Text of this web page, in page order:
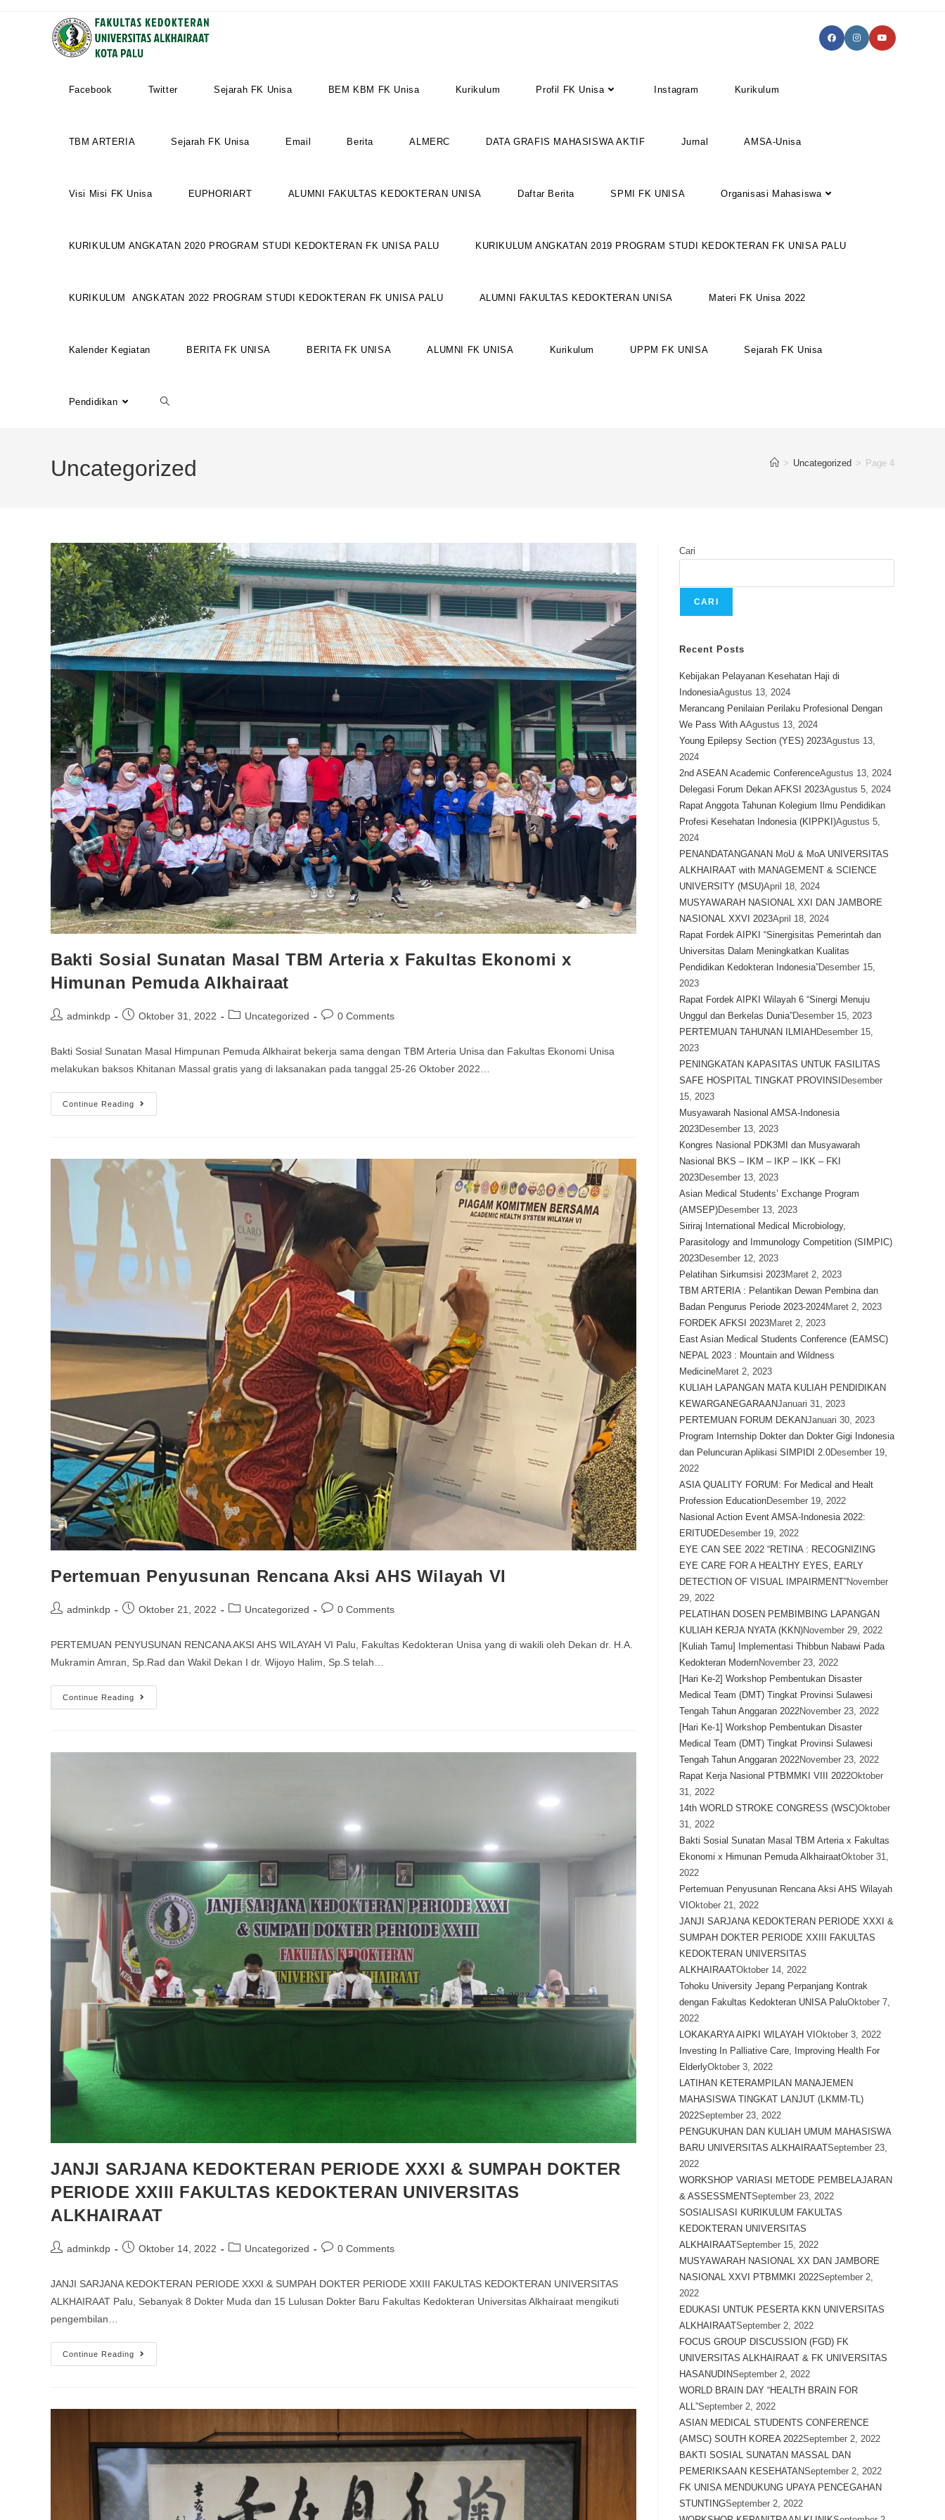
Facebook Twitter Sejarah FK Unisa BEM KBM FK Unisa Kurikulum Profil FK Unisa Instagram Kurikulum
TBM ARTERIA Sejarah FK Unisa Email Berita ALMERC DATA GRAFIS MAHASISWA AKTIF Jurnal AMSA-Unisa
Visi Misi FK Unisa EUPHORIART ALUMNI FAKULTAS KEDOKTERAN UNISA Daftar Berita SPMI FK UNISA Organisasi Mahasiswa
KURIKULUM ANGKATAN 2020 PROGRAM STUDI KEDOKTERAN FK UNISA PALU KURIKULUM ANGKATAN 2019 PROGRAM STUDI KEDOKTERAN FK UNISA PALU
KURIKULUM ANGKATAN 2022 PROGRAM STUDI KEDOKTERAN FK UNISA PALU ALUMNI FAKULTAS KEDOKTERAN UNISA Materi FK Unisa 2022
Kalender Kegiatan BERITA FK UNISA BERITA FK UNISA ALUMNI FK UNISA Kurikulum UPPM FK UNISA Sejarah FK Unisa
Pendidikan
Uncategorized > Uncategorized > Page 4
Bakti Sosial Sunatan Masal TBM Arteria x Fakultas Ekonomi x
Himunan Pemuda Alkhairaat
adminkdp Oktober 31, 2022 Uncategorized 0 Comments
Bakti Sosial Sunatan Masal Himpunan Pemuda Alkhairat bekerja sama dengan TBM Arteria Unisa dan Fakultas Ekonomi Unisa
melakukan baksos Khitanan Massal gratis yang di laksanakan pada tanggal 25-26 Oktober 2022…
Continue Reading
Pertemuan Penyusunan Rencana Aksi AHS Wilayah VI
adminkdp Oktober 21, 2022 Uncategorized 0 Comments
PERTEMUAN PENYUSUNAN RENCANA AKSI AHS WILAYAH VI Palu, Fakultas Kedokteran Unisa yang di wakili oleh Dekan dr. H.A.
Mukramin Amran, Sp.Rad dan Wakil Dekan I dr. Wijoyo Halim, Sp.S telah…
Continue Reading
JANJI SARJANA KEDOKTERAN PERIODE XXXI & SUMPAH DOKTER
PERIODE XXIII FAKULTAS KEDOKTERAN UNIVERSITAS
ALKHAIRAAT
adminkdp Oktober 14, 2022 Uncategorized 0 Comments
JANJI SARJANA KEDOKTERAN PERIODE XXXI & SUMPAH DOKTER PERIODE XXIII FAKULTAS KEDOKTERAN UNIVERSITAS
ALKHAIRAAT Palu, Sebanyak 8 Dokter Muda dan 15 Lulusan Dokter Baru Fakultas Kedokteran Universitas Alkhairaat mengikuti
pengembilan…
Continue Reading
Cari
CARI
Recent Posts
Kebijakan Pelayanan Kesehatan Haji di
IndonesiaAgustus 13, 2024
Merancang Penilaian Perilaku Profesional Dengan
We Pass With AAgustus 13, 2024
Young Epilepsy Section (YES) 2023Agustus 13,
2024
2nd ASEAN Academic ConferenceAgustus 13, 2024
Delegasi Forum Dekan AFKSI 2023Agustus 5, 2024
Rapat Anggota Tahunan Kolegium Ilmu Pendidikan
Profesi Kesehatan Indonesia (KIPPKI)Agustus 5,
2024
PENANDATANGANAN MoU & MoA UNIVERSITAS
ALKHAIRAAT with MANAGEMENT & SCIENCE
UNIVERSITY (MSU)April 18, 2024
MUSYAWARAH NASIONAL XXI DAN JAMBORE
NASIONAL XXVI 2023April 18, 2024
Rapat Fordek AIPKI “Sinergisitas Pemerintah dan
Universitas Dalam Meningkatkan Kualitas
Pendidikan Kedokteran Indonesia”Desember 15,
2023
Rapat Fordek AIPKI Wilayah 6 “Sinergi Menuju
Unggul dan Berkelas Dunia”Desember 15, 2023
PERTEMUAN TAHUNAN ILMIAH Desember 15,
2023
PENINGKATAN KAPASITAS UNTUK FASILITAS
SAFE HOSPITAL TINGKAT PROVINSI Desember
15, 2023
Musyawarah Nasional AMSA-Indonesia
2023Desember 13, 2023
Kongres Nasional PDK3MI dan Musyawarah
Nasional BKS – IKM – IKP – IKK – FKI
2023Desember 13, 2023
Asian Medical Students’ Exchange Program
(AMSEP)Desember 13, 2023
Siriraj International Medical Microbiology,
Parasitology and Immunology Competition (SIMPIC)
2023Desember 12, 2023
Pelatihan Sirkumsisi 2023Maret 2, 2023
TBM ARTERIA : Pelantikan Dewan Pembina dan
Badan Pengurus Periode 2023-2024Maret 2, 2023
FORDEK AFKSI 2023Maret 2, 2023
East Asian Medical Students Conference (EAMSC)
NEPAL 2023 : Mountain and Wildness
MedicineMaret 2, 2023
KULIAH LAPANGAN MATA KULIAH PENDIDIKAN
KEWARGANEGARAANJanuari 31, 2023
PERTEMUAN FORUM DEKANJanuari 30, 2023
Program Internship Dokter dan Dokter Gigi Indonesia
dan Peluncuran Aplikasi SIMPIDI 2.0Desember 19,
2022
ASIA QUALITY FORUM: For Medical and Healt
Profession EducationDesember 19, 2022
Nasional Action Event AMSA-Indonesia 2022:
ERITUDE Desember 19, 2022
EYE CAN SEE 2022 “RETINA : RECOGNIZING
EYE CARE FOR A HEALTHY EYES, EARLY
DETECTION OF VISUAL IMPAIRMENT”November
29, 2022
PELATIHAN DOSEN PEMBIMBING LAPANGAN
KULIAH KERJA NYATA (KKN)November 29, 2022
[Kuliah Tamu] Implementasi Thibbun Nabawi Pada
Kedokteran ModernNovember 23, 2022
[Hari Ke-2] Workshop Pembentukan Disaster
Medical Team (DMT) Tingkat Provinsi Sulawesi
Tengah Tahun Anggaran 2022November 23, 2022
[Hari Ke-1] Workshop Pembentukan Disaster
Medical Team (DMT) Tingkat Provinsi Sulawesi
Tengah Tahun Anggaran 2022November 23, 2022
Rapat Kerja Nasional PTBMMKI VIII 2022Oktober
31, 2022
14th WORLD STROKE CONGRESS (WSC)Oktober
31, 2022
Bakti Sosial Sunatan Masal TBM Arteria x Fakultas
Ekonomi x Himunan Pemuda AlkhairaatOktober 31,
2022
Pertemuan Penyusunan Rencana Aksi AHS Wilayah
VI Oktober 21, 2022
JANJI SARJANA KEDOKTERAN PERIODE XXXI &
SUMPAH DOKTER PERIODE XXIII FAKULTAS
KEDOKTERAN UNIVERSITAS
ALKHAIRAATOktober 14, 2022
Tohoku University Jepang Perpanjang Kontrak
dengan Fakultas Kedokteran UNISA PaluOktober 7,
2022
LOKAKARYA AIPKI WILAYAH VI Oktober 3, 2022
Investing In Palliative Care, Improving Health For
ElderlyOktober 3, 2022
LATIHAN KETERAMPILAN MANAJEMEN
MAHASISWA TINGKAT LANJUT (LKMM-TL)
2022September 23, 2022
PENGUKUHAN DAN KULIAH UMUM MAHASISWA
BARU UNIVERSITAS ALKHAIRAATSeptember 23,
2022
WORKSHOP VARIASI METODE PEMBELAJARAN
& ASSESSMENTSeptember 23, 2022
SOSIALISASI KURIKULUM FAKULTAS
KEDOKTERAN UNIVERSITAS
ALKHAIRAATSeptember 15, 2022
MUSYAWARAH NASIONAL XX DAN JAMBORE
NASIONAL XXVI PTBMMKI 2022September 2,
2022
EDUKASI UNTUK PESERTA KKN UNIVERSITAS
ALKHAIRAATSeptember 2, 2022
FOCUS GROUP DISCUSSION (FGD) FK
UNIVERSITAS ALKHAIRAAT & FK UNIVERSITAS
HASANUDINSeptember 2, 2022
WORLD BRAIN DAY “HEALTH BRAIN FOR
ALL”September 2, 2022
ASIAN MEDICAL STUDENTS CONFERENCE
(AMSC) SOUTH KOREA 2022September 2, 2022
BAKTI SOSIAL SUNATAN MASSAL DAN
PEMERIKSAAN KESEHATANSeptember 2, 2022
FK UNISA MENDUKUNG UPAYA PENCEGAHAN
STUNTINGSeptember 2, 2022